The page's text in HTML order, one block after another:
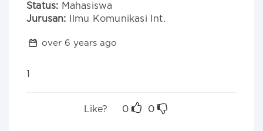
Status: Mahasiswa
Jurusan: Ilmu Komunikasi Int.
over 6 years ago
1
Like? 0 0